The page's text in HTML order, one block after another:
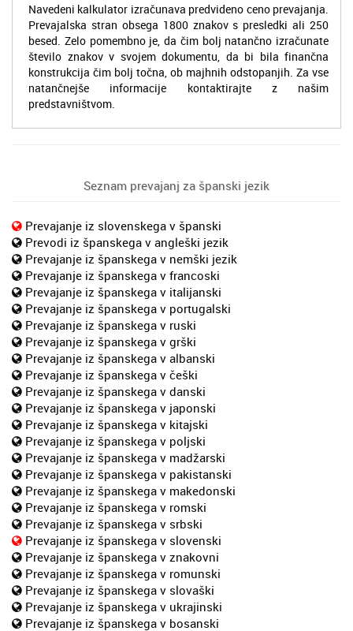
Navedeni kalkulator izračunava predvideno ceno prevajanja.
Prevajalska stran obsega 1800 znakov s presledki ali 250
besed. Zelo pomembno je, da čim bolj natančno izračunate
število znakov v svojem dokumentu, da bi bila finančna
konstrukcija čim bolj točna, ob majhnih odstopanjih. Za vse
natančnejše informacije kontaktirajte z našim
predstavništvom.
Seznam prevajanj za španski jezik
Prevajanje iz slovenskega v španski
Prevodi iz španskega v angleški jezik
Prevajanje iz španskega v nemški jezik
Prevajanje iz španskega v francoski
Prevajanje iz španskega v italijanski
Prevajanje iz španskega v portugalski
Prevajanje iz španskega v ruski
Prevajanje iz španskega v grški
Prevajanje iz španskega v albanski
Prevajanje iz španskega v češki
Prevajanje iz španskega v danski
Prevajanje iz španskega v japonski
Prevajanje iz španskega v kitajski
Prevajanje iz španskega v poljski
Prevajanje iz španskega v madžarski
Prevajanje iz španskega v pakistanski
Prevajanje iz španskega v makedonski
Prevajanje iz španskega v romski
Prevajanje iz španskega v srbski
Prevajanje iz španskega v slovenski
Prevajanje iz španskega v znakovni
Prevajanje iz španskega v romunski
Prevajanje iz španskega v slovaški
Prevajanje iz španskega v ukrajinski
Prevajanje iz španskega v bosanski